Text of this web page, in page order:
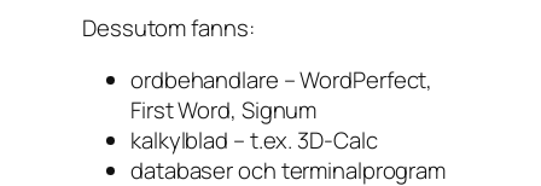
Dessutom fanns:
ordbehandlare –WordPerfect,
First Word, Signum
kalkylblad – t.ex. 3D-Calc
databaser och terminalprogram